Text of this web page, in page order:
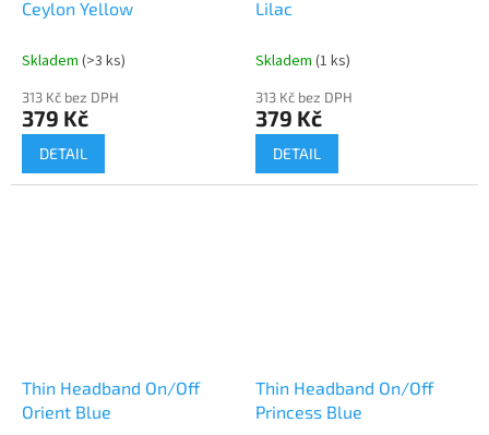
Ceylon Yellow
Skladem (>3 ks)
313 Kč bez DPH
379 Kč
DETAIL
Lilac
Skladem (1 ks)
313 Kč bez DPH
379 Kč
DETAIL
Thin Headband On/Off
Orient Blue
Thin Headband On/Off
Princess Blue